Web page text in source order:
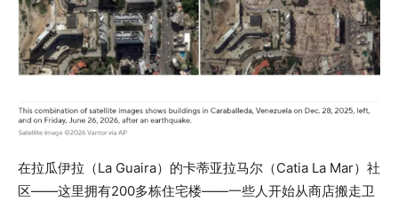
在拉瓜伊拉（La Guaira）的卡蒂亚拉马尔（Catia La Mar）社
区——这里拥有200多栋住宅楼——一些人开始从商店搬走卫